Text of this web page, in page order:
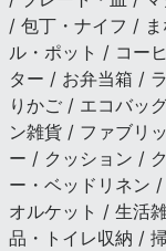
/ 包丁・ナイフ /
ル・ポット / コー
ター / お弁当箱 /
りかご / エコバッ
ン雑貨 / ファブリ
ー / クッション /
ー・ベッドリネン
オルケット / 生活
品・トイレ収納 /